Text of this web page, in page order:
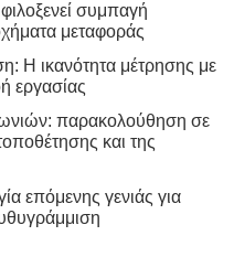
συμπαγή
μεταφοράς
Η ικανότητα μέτρησης με
εργασίας
παρακολούθηση σε
και της
επόμενης γενιάς για